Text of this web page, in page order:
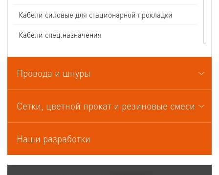
Кабели силовые для стационарной прокладки
Кабели спец.назначения
Кабели судовые
Кабели термоэлектродные
Провода и шнуры
Сетки, цветной прокат и резиновые смеси
Наши разработки